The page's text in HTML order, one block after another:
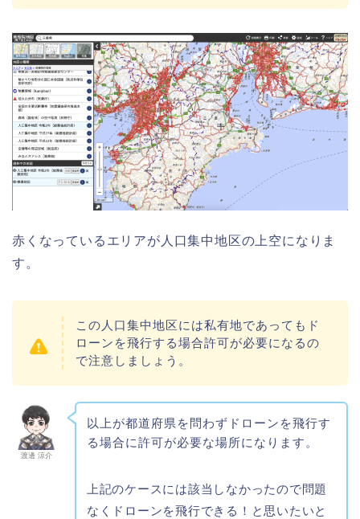
赤くなっているエリアが人口集中地区の上空になりま
す。
この人口集中地区には私有地であってもド
ローンを飛行する場合許可が必要になるの
で注意しましょう。
渡邊 涼介
以上が都道府県を問わずドローンを飛行す
る場合に許可が必要な場所になります。
上記のケースには該当しなかったので問題
なくドローンを飛行できる！と思いたいと